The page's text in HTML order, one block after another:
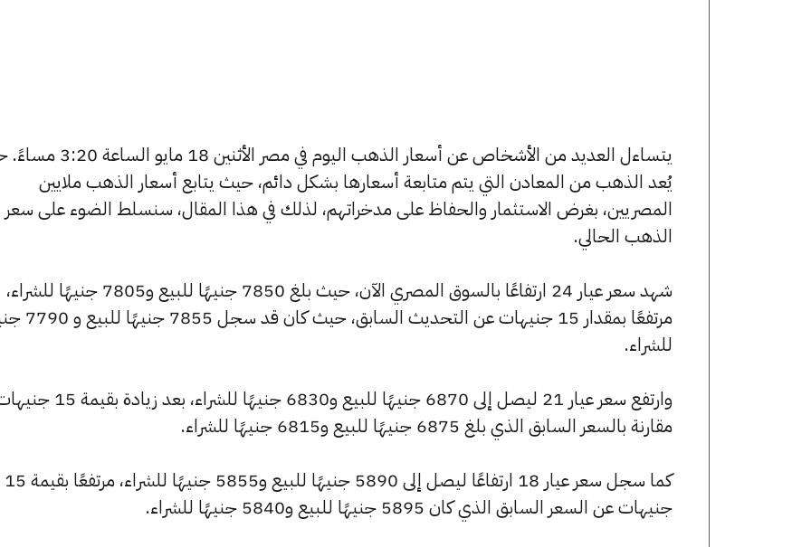
يتساءل العديد من الأشخاص عن أسعار الذهب اليوم في مصر
يُعد الذهب من المعادن التي يتم متابعة أسعارها بشكل دائم، حيث يتابع أسعار الذهب ملايين
المصريين، بغرض الاستثمار والحفاظ على مدخراتهم، لذلك في هذا المقال، سنسلط الضوء على سعر
الذهب الحالي.
شهد سعر عيار 24 ارتفاعًا بالسوق المصري الآن، حيث بلغ 7850 جنيهًا للبيع و7805 جنيهًا للشراء،
مرتفعًا بمقدار 15 جنيهات عن التحديث
للشراء.
وارتفع سعر عيار 21 ليصل إلى 6870 جنيهًا للبيع و6830 جنيهًا للشراء، بعد زيادة
مقارنة بالسعر السابق الذي بلغ 6875 جنيهًا للبيع و6815 جنيهًا للشراء.
كما سجل سعر عيار 18 ارتفاعًا ليصل إلى 5890 جنيهًا للبيع و5855 جنيهًا للشراء، مرتفعًا بقيمة 15
جنيهات عن السعر السابق الذي كان 5895 جنيهًا للبيع و5840 جنيهًا للشراء.